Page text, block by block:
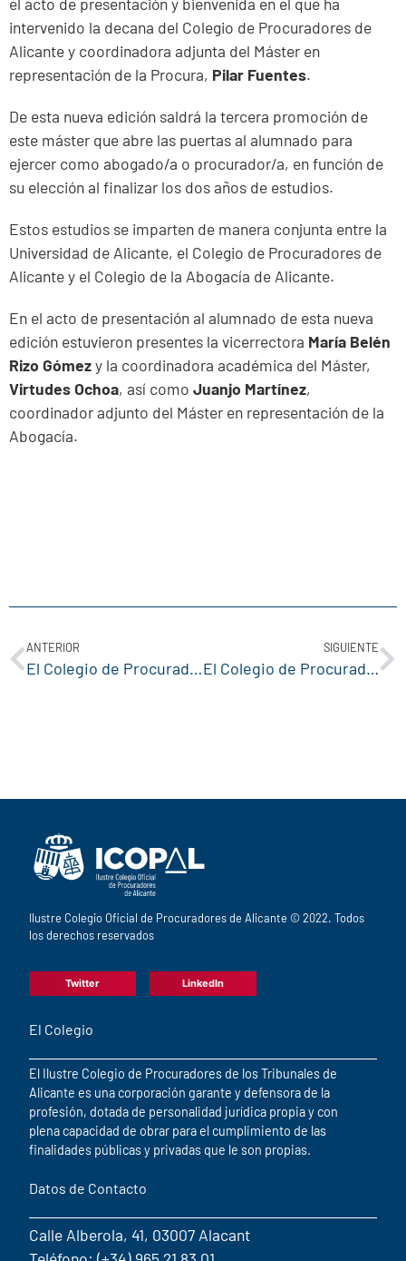
intervenido la decana del Colegio de Procuradores de
Alicante y coordinadora adjunta del Máster en
representación de la Procura, Pilar Fuentes.
De esta nueva edición saldrá la tercera promoción de
este máster que abre las puertas al alumnado para
ejercer como abogado/a o procurador/a, en función de
su elección al finalizar los dos años de estudios.
Estos estudios se imparten de manera conjunta entre la
Universidad de Alicante, el Colegio de Procuradores de
Alicante y el Colegio de la Abogacía de Alicante.
En el acto de presentación al alumnado de esta nueva
edición estuvieron presentes la vicerrectora María Belén
Rizo Gómezy la coordinadora académica del Máster,
Virtudes Ochoa, así como Juanjo Martínez,
coordinador adjunto del Máster en representación de la
Abogacía.
ANTERIOR
El Colegio de Procuradores participa en la VII Semana de la Mediación de la Comunidad Valenciana
SIGUIENTE
El Colegio de Procuradores de Alicante en el especial de colegios profesionales del Diario Información
Ilustre Colegio Oficial de Procuradores de Alicante © 2022. Todos
los derechos reservados
Twitter LinkedIn
El Colegio
El Ilustre Colegio de Procuradores de los Tribunales de
Alicante es una corporación garante y defensora de la
profesión, dotada de personalidad jurídica propia y con
plena capacidad de obrar para el cumplimiento de las
finalidades públicas y privadas que le son propias.
Datos de Contacto
Calle Alberola, 41, 03007 Alacant